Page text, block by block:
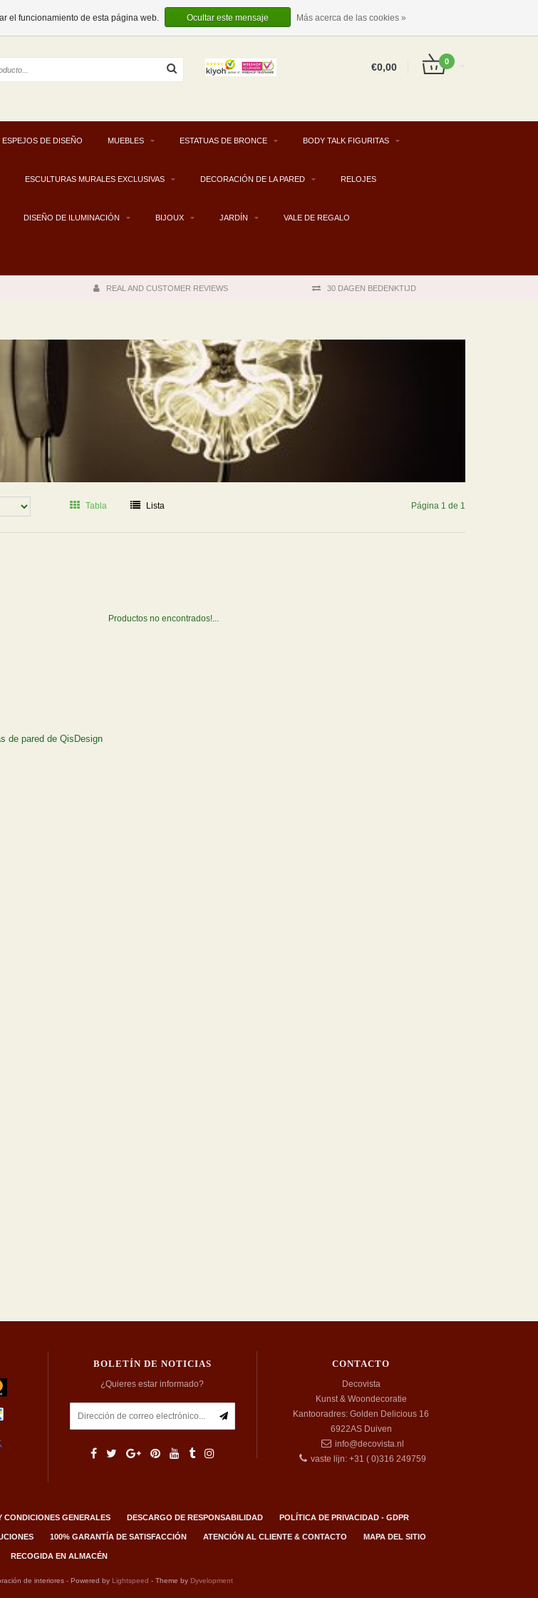
INICIAR SESIÓN
ES
EUR
€0,00 0
ESPEJOS DE DISEÑO MUEBLES ESTATUAS DE BRONCE BODY TALK FIGURITAS
ESCULTURAS MURALES EXCLUSIVAS DECORACIÓN DE LA PARED RELOJES
DISEÑO DE ILUMINACIÓN BIJOUX JARDÍN VALE DE REGALO
REAL AND CUSTOMER REVIEWS 30 DAGEN BEDENKTIJD
Tabla Lista Página 1 de 1
Productos no encontrados!...
de pared de QisDesign
BOLETÍN DE NOTICIAS
¿Quieres estar informado?
CONTACTO
Decovista
Kunst & Woondecoratie
Kantooradres: Golden Delicious 16
6922AS Duiven
info@decovista.nl
vaste lijn: +31 ( 0)316 249759
CONDICIONES GENERALES DESCARGO DE RESPONSABILIDAD POLÍTICA DE PRIVACIDAD - GDPR
100% GARANTÍA DE SATISFACCIÓN ATENCIÓN AL CLIENTE & CONTACTO MAPA DEL SITIO
RECOGIDA EN ALMACÉN
de interiores - Powered by Lightspeed - Theme by Dyvelopment
el funcionamiento de esta página web. Ocultar este mensaje Más acerca de las cookies »